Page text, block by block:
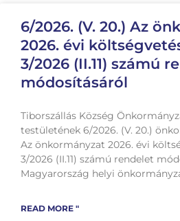
6/2026. (V. 20.) Az
2026. évi
3/2026 (II.11) számú
módosításáról
Tiborszállás Község
testületének 6/2026. (V. 20.)
Az önkormányzat 2026. évi
3/2026 (II.11) számú rendelet
Magyarország helyi
READ MORE "